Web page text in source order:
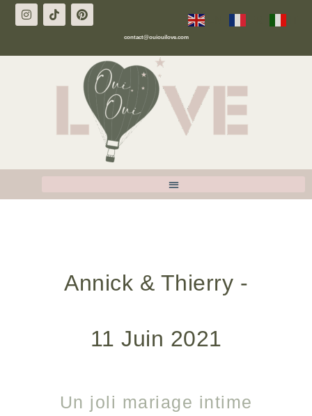
contact@ouiouilove.com
Annick & Thierry -
11 Juin 2021
Un joli mariage intime